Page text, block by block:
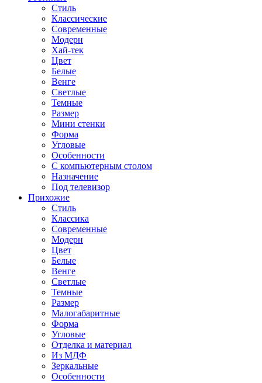
Стиль
Классические
Современные
Модерн
Хай-тек
Цвет
Белые
Венге
Светлые
Темные
Размер
Мини стенки
Форма
Угловые
Особенности
С компьютерным столом
Назначение
Под телевизор
Прихожие
Стиль
Классика
Современные
Модерн
Цвет
Белые
Венге
Светлые
Темные
Размер
Малогабаритные
Форма
Угловые
Отделка и материал
Из МДФ
Зеркальные
Особенности